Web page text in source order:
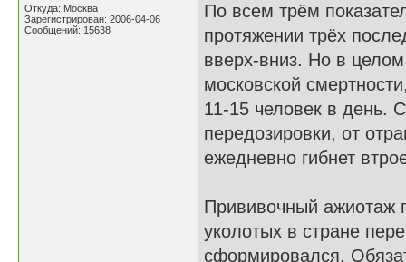
Откуда: Москва
Зарегистрирован: 2006-04-06
Сообщений: 15638
По всем трём
протяжении трёх
вверх-вниз. Но в
московской
11-15 человек в день.
передозировки, от
ежедневно гибнет
Прививочный ажиотаж
уколотых в стране
сформировался.